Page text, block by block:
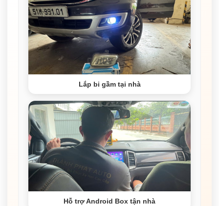
Lắp bi gầm tại nhà
Hỗ trợ Android Box tận nhà